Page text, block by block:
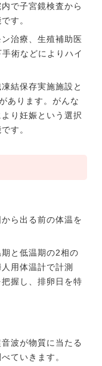
で子宮鏡検査から
す。
治療、生殖補助医
術などによりハイ
結保存実施施設と
あります。がんな
り妊娠という選択
す。
ら出る前の体温を
と低温期の2相の
用体温計で計測
握し、排卵日を特
波が物質に当たる
ていきます。